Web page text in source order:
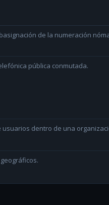
de la numeración
pública conmutada.
dentro de una